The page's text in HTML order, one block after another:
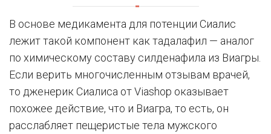
В основе медикамента для потенции Сиалис
лежит такой компонент как тадалафил — аналог
по химическому составу силденафила из Виагры.
Если верить многочисленным отзывам врачей,
то дженерик Сиалиса от Viashop оказывает
похожее действие, что и Виагра, то есть, он
расслабляет пещеристые тела мужского